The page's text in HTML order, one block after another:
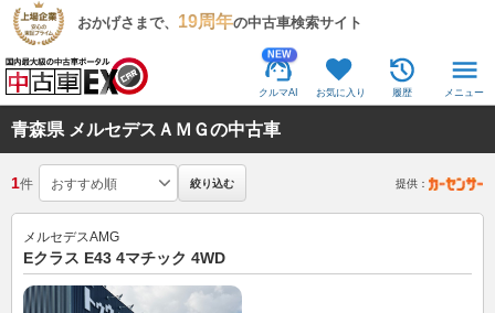
おかげさまで、 19周年の中古車検索サイト
NEW
クルマAI お気に入り 履歴 メニュー
青森県 メルセデスＡＭＧの中古車
1件 絞り込む 提供：
メルセデスAMG
Eクラス E43 4マチック 4WD